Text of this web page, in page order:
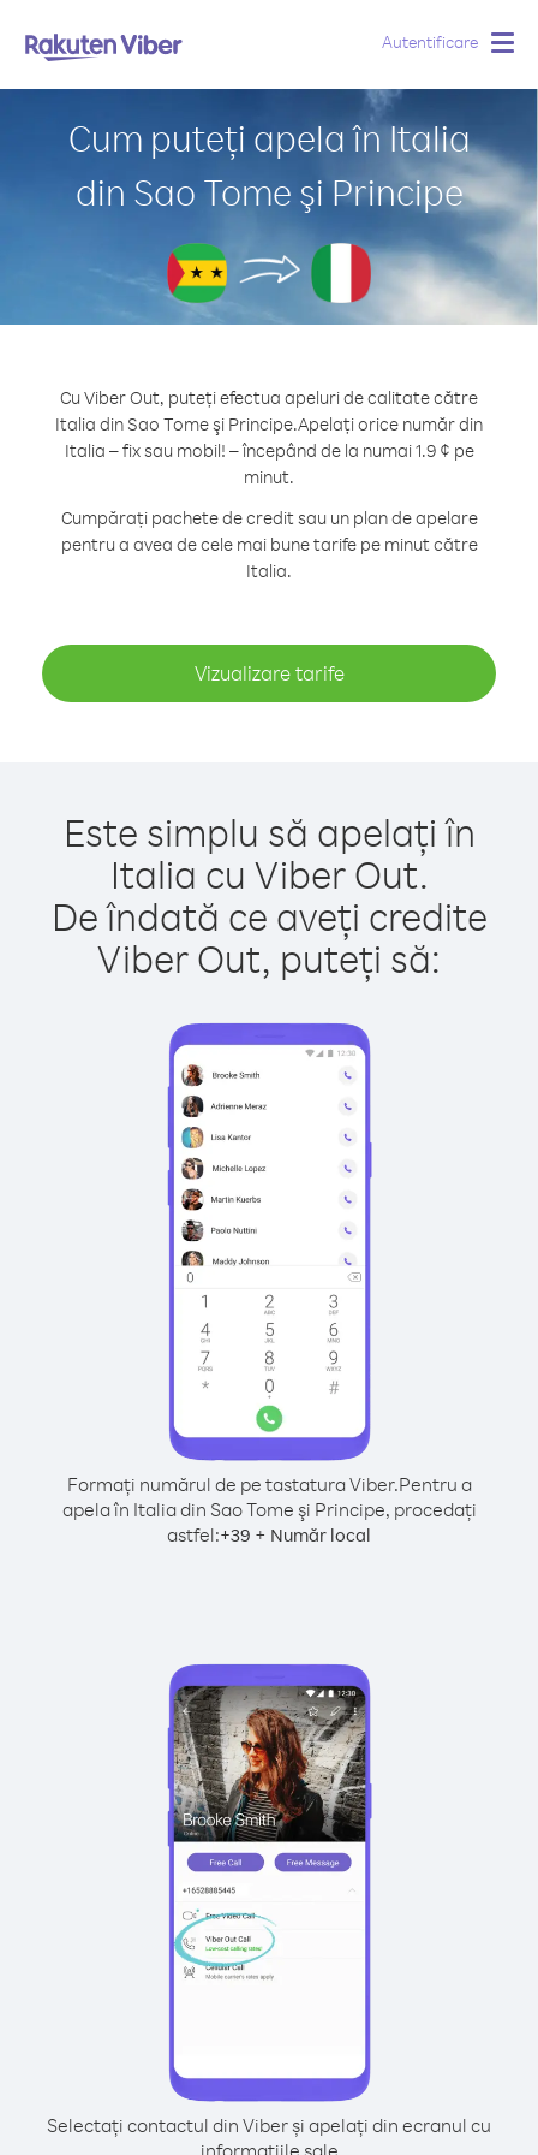
Autentificare
Cum puteți apela în Italia
din Sao Tome şi Principe
Cu Viber Out, puteți efectua apeluri de calitate către
Italia din Sao Tome şi Principe.Apelați orice număr din
Italia – fix sau mobil! – începând de la numai 1.9 ¢ pe
minut.
Cumpărați pachete de credit sau un plan de apelare
pentru a avea de cele mai bune tarife pe minut către
Italia.
Vizualizare tarife
Este simplu să apelați în
Italia cu Viber Out.
De îndată ce aveți credite
Viber Out, puteți să:
Formați numărul de pe tastatura Viber.Pentru a
apela în Italia din Sao Tome şi Principe, procedați
astfel:+39 + Număr local
Selectați contactul din Viber și apelați din ecranul cu
informațiile sale